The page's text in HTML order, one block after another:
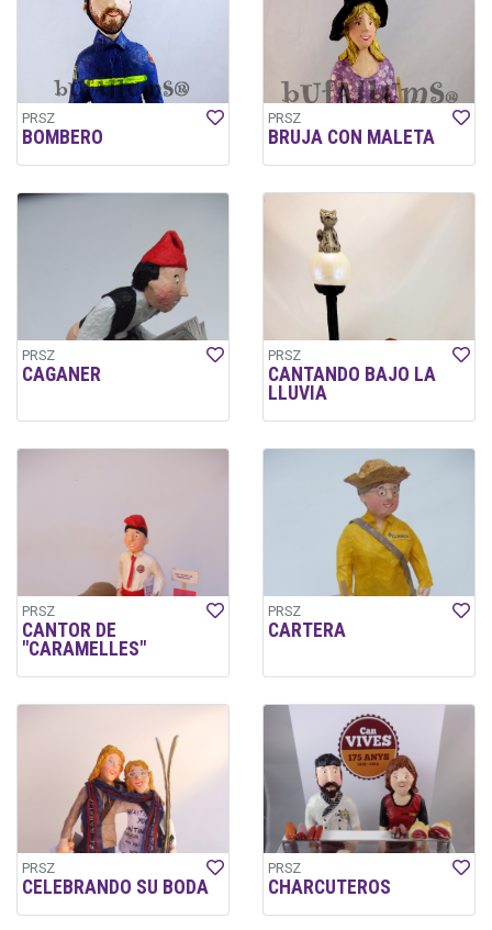
PRSZ
BOMBERO
PRSZ
BRUJA CON MALETA
PRSZ
CAGANER
PRSZ
CANTANDO BAJO LA
LLUVIA
PRSZ
CANTOR DE
"CARAMELLES"
PRSZ
CARTERA
PRSZ
CELEBRANDO SU BODA
PRSZ
CHARCUTEROS